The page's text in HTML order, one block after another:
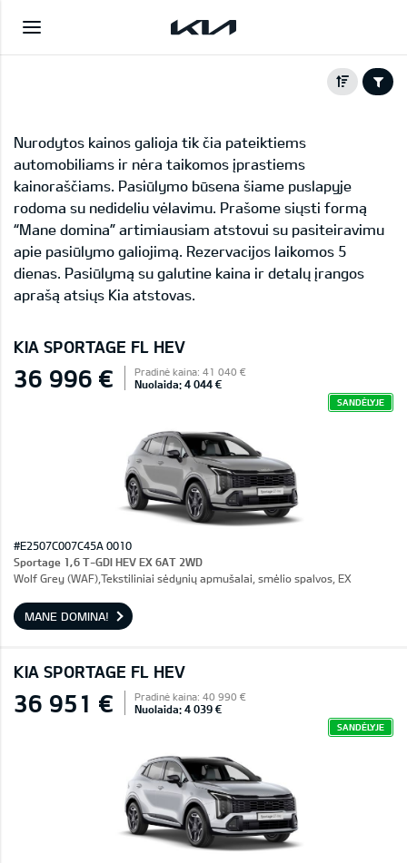
Nurodytos kainos galioja tik čia pateiktiems
automobiliams ir nėra taikomos įprastiems
kainoraščiams. Pasiūlymo būsena šiame puslapyje
rodoma su nedideliu vėlavimu. Prašome siųsti formą
“Mane domina” artimiausiam atstovui su pasiteiravimu
apie pasiūlymo galiojimą. Rezervacijos laikomos 5
dienas. Pasiūlymą su galutine kaina ir detalų įrangos
aprašą atsiųs Kia atstovas.
KIA SPORTAGE FL HEV
36 996 € Pradinė kaina: 41 040 €
Nuolaida: 4 044 €
SANDĖLYJE
#E2507C007C45A 0010
Sportage 1,6 T-GDI HEV EX 6AT 2WD
Wolf Grey (WAF),Tekstiliniai sėdynių apmušalai, smėlio spalvos, EX
MANE DOMINA!
KIA SPORTAGE FL HEV
36 951 € Pradinė kaina: 40 990 €
Nuolaida: 4 039 €
SANDĖLYJE